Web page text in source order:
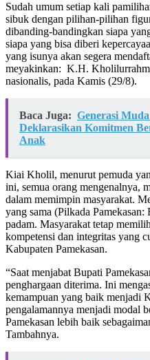
Sudah umum setiap kali
sibuk dengan pilihan-pilihan
dibanding-bandingkan siapa
siapa yang bisa diberi
yang isunya akan segera
meyakinkan: K.H.
nasionalis, pada Kamis (29/8).
Baca Juga: Generasi
Deklarasikan Komitmen
Anak
Kiai Kholil, menurut pemuda
ini, semua orang mengenalnya,
dalam memimpin masyarakat.
yang sama (Pilkada
padam. Masyarakat tetap
kompetensi dan integritas yang
Kabupaten Pamekasan.
“Saat menjabat Bupati
penghargaan diterima. Ini
kemampuan yang baik menjadi
pengalamannya menjadi modal
Pamekasan lebih baik
Tambahnya.